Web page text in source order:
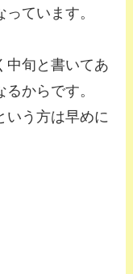
ています。
中旬と書いてあ
からです。
いう方は早めに